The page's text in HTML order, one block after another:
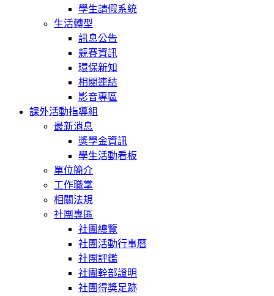
學生請假系統
生活轉型
訊息公告
競賽資訊
環保新知
相關連結
影音專區
課外活動指導組
最新消息
獎學金資訊
學生活動看板
單位簡介
工作職掌
相關法規
社團專區
社團總覽
社團活動行事曆
社團評鑑
社團幹部證明
社團得獎足跡